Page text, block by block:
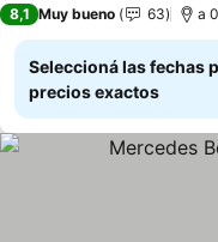
8,1 Muy bueno 63 a
Seleccioná las fechas
precios exactos